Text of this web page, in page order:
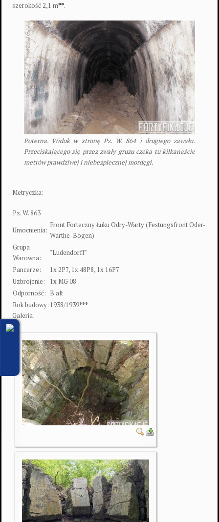
szerokość 2,1 m**.
Poterna. Widok w stronę Pz. W. 864 i drugiego zawału.
Przeciskającego się przez zwały gruzu czeka tu kilkanaście
metrów prawdziwej i niebezpiecznej mordęgi.
Metryczka:
Pz. W. 863
Umocnienia:
Front Forteczny Łuku Odry-Warty (Festungsfront Oder-
Warthe-Bogen)
Grupa
Warowna:
"Ludendorff"
Pancerze:
1x 2P7, 1x 48P8, 1x 16P7
Uzbrojenie:
1x MG 08
Odporność: B alt
Rok budowy: 1938/1939***
Galeria: